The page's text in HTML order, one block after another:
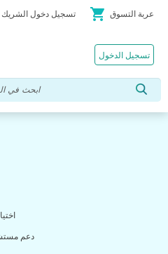
تسجيل دخول الشريك shopping_cart عربة التسوق
تسجيل الدخول
دعم